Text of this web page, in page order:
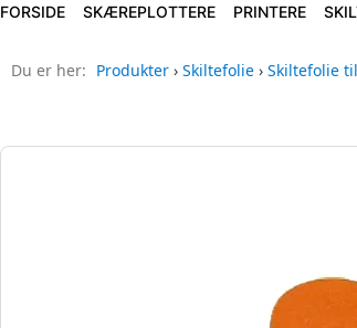
FORSIDE SKÆREPLOTTERE PRINTERE
Du er her: Produkter › Skiltefolie › Skiltefolie